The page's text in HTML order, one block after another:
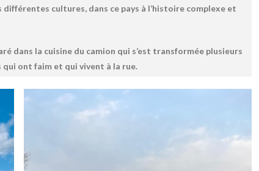
cultures, dans ce pays à l’histoire complexe et
dans la cuisine du camion qui s’est transformée plusieurs
ont faim et qui vivent à la rue.